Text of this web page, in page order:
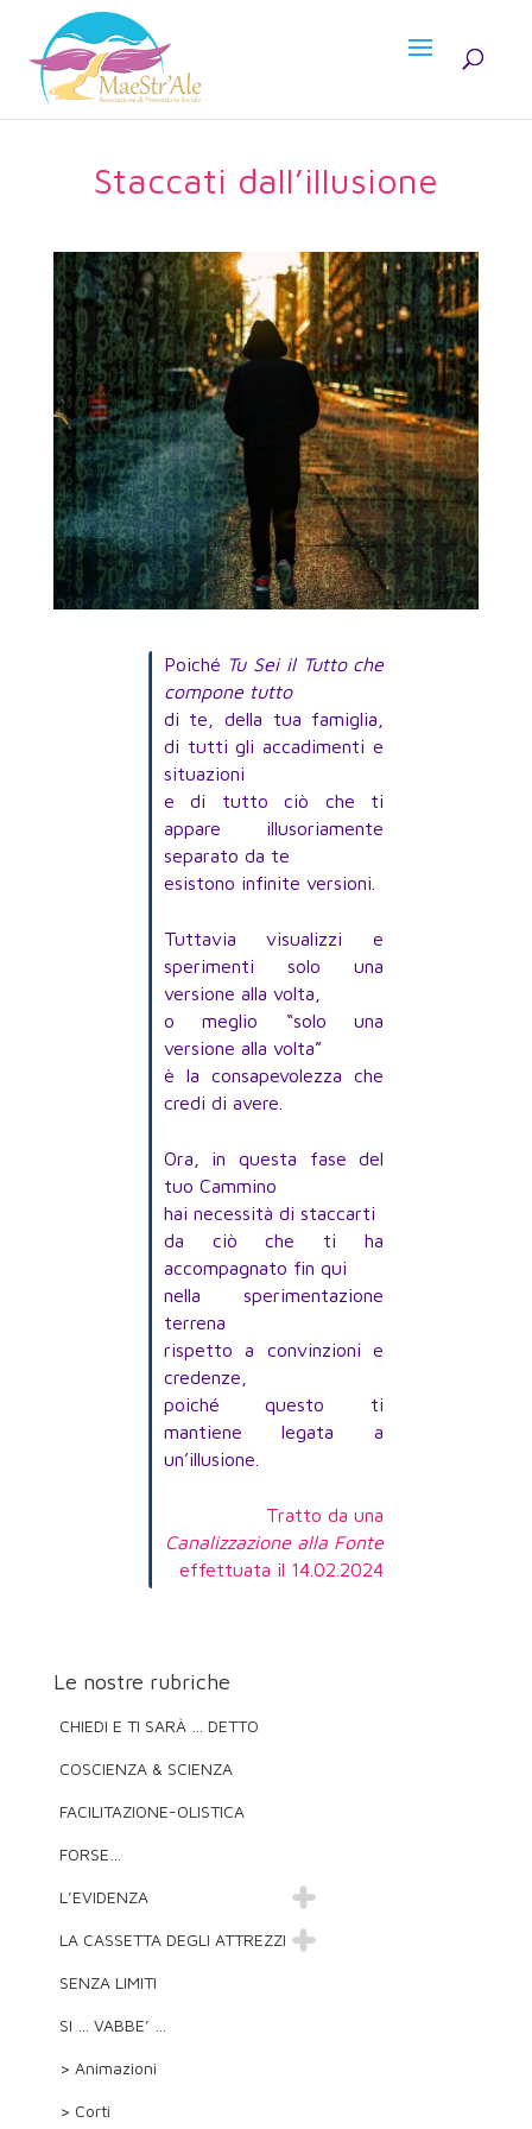
Staccati dall’illusione
Poiché Tu Sei il Tutto che
compone tutto
di te, della tua famiglia,
di tutti gli accadimenti e
situazioni
e di tutto ciò che ti
appare illusoriamente
separato da te
esistono infinite versioni.
Tuttavia visualizzi e
sperimenti solo una
versione alla volta,
o meglio “solo una
versione alla volta”
è la consapevolezza che
credi di avere.
Ora, in questa fase del
tuo Cammino
hai necessità di staccarti
da ciò che ti ha
accompagnato fin qui
nella sperimentazione
terrena
rispetto a convinzioni e
credenze,
poiché questo ti
mantiene legata a
un’illusione.
Tratto da una
Canalizzazione alla Fonte
effettuata il 14.02.2024
Le nostre rubriche
CHIEDI E TI SARÀ … DETTO
COSCIENZA & SCIENZA
FACILITAZIONE-OLISTICA
FORSE…
L’EVIDENZA
LA CASSETTA DEGLI ATTREZZI
SENZA LIMITI
SI … VABBE’ …
> Animazioni
> Corti